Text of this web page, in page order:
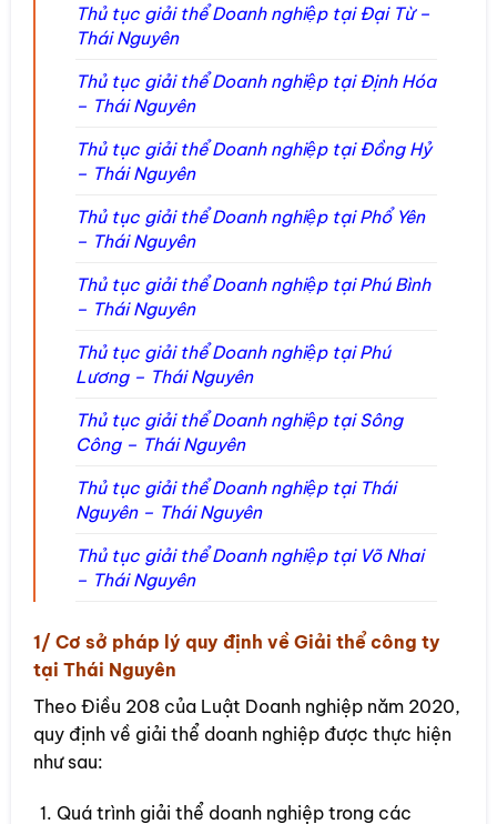
Thủ tục giải thể Doanh nghiệp tại Đại Từ –
Thái Nguyên
Thủ tục giải thể Doanh nghiệp tại Định Hóa
– Thái Nguyên
Thủ tục giải thể Doanh nghiệp tại Đồng Hỷ
– Thái Nguyên
Thủ tục giải thể Doanh nghiệp tại Phổ Yên
– Thái Nguyên
Thủ tục giải thể Doanh nghiệp tại Phú Bình
– Thái Nguyên
Thủ tục giải thể Doanh nghiệp tại Phú
Lương – Thái Nguyên
Thủ tục giải thể Doanh nghiệp tại Sông
Công – Thái Nguyên
Thủ tục giải thể Doanh nghiệp tại Thái
Nguyên – Thái Nguyên
Thủ tục giải thể Doanh nghiệp tại Võ Nhai
– Thái Nguyên
1/ Cơ sở pháp lý quy định về Giải thể công ty
tại Thái Nguyên
Theo Điều 208 của Luật Doanh nghiệp năm 2020,
quy định về giải thể doanh nghiệp được thực hiện
như sau:
Quá trình giải thể doanh nghiệp trong các